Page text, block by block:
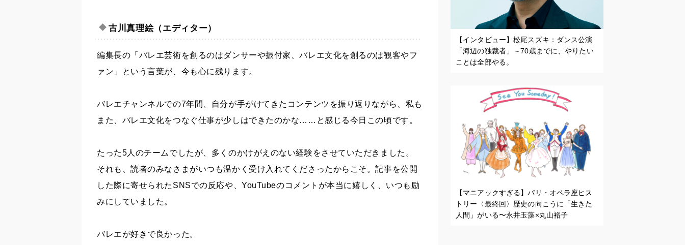
古川真理絵（エディター）
編集長の「バレエ芸術を創るのはダンサーや振付家、バレエ文化を創るのは観客やフ
ァン」という言葉が、今も心に残ります。
バレエチャンネルでの7年間、自分が手がけてきたコンテンツを振り返りながら、私も
また、バレエ文化をつなぐ仕事が少しはできたのかな……と感じる今日この頃です。
たった5人のチームでしたが、多くのかけがえのない経験をさせていただきました。
それも、読者のみなさまがいつも温かく受け入れてくださったからこそ。記事を公開
した際に寄せられたSNSでの反応や、YouTubeのコメントが本当に嬉しく、いつも励
みにしていました。
バレエが好きで良かった。
【インタビュー】松尾スズキ：ダンス公演
「海辺の独裁者」～70歳までに、やりたい
ことは全部やる。
【マニアックすぎる】パリ・オペラ座ヒス
トリー〈最終回〉歴史の向こうに「生きた
人間」がいる〜永井玉藻×丸山裕子